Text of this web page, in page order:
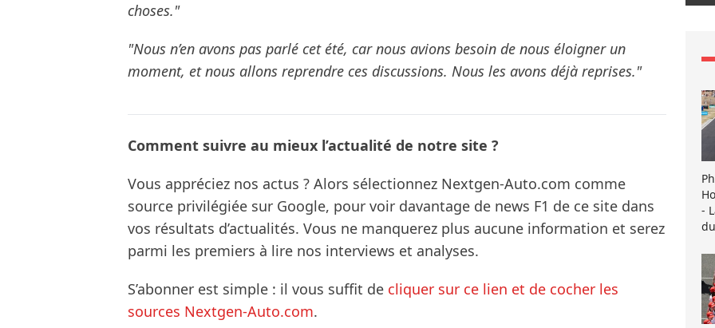
choses."
"Nous n’en avons pas parlé cet été, car nous avions besoin de nous éloigner un
moment, et nous allons reprendre ces discussions. Nous les avons déjà reprises."
Comment suivre au mieux l’actualité de notre site ?
Vous appréciez nos actus ? Alors sélectionnez Nextgen-Auto.com comme
source privilégiée sur Google, pour voir davantage de news F1 de ce site dans
vos résultats d’actualités. Vous ne manquerez plus aucune information et serez
parmi les premiers à lire nos interviews et analyses.
S’abonner est simple : il vous suffit de cliquer sur ce lien et de cocher les
sources Nextgen-Auto.com.
-